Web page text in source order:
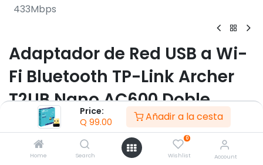
Price:
Q 99.00 Añadir a la cesta
Home Search
0
Wishlist Account
433Mbps
Adaptador de Red USB a Wi-
Fi Bluetooth TP-Link Archer
T2UB Nano AC600 Doble
Banda 200-433Mbps
(0 reseña)